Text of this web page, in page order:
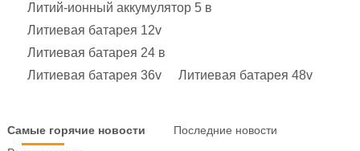
Литий-ионный аккумулятор 5 в
Литиевая батарея 12v
Литиевая батарея 24 в
Литиевая батарея 36v
Литиевая батарея 48v
Самые горячие новости
Последние новости